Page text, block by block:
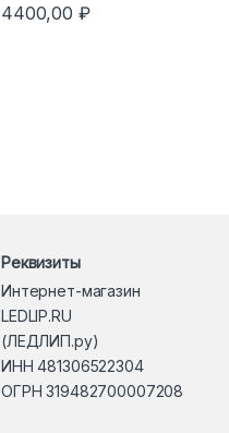
4400,00 ₽
Реквизиты
Интернет-магазин
LEDLIP.RU
(ЛЕДЛИП.ру)
ИНН 481306522304
ОГРН 319482700007208